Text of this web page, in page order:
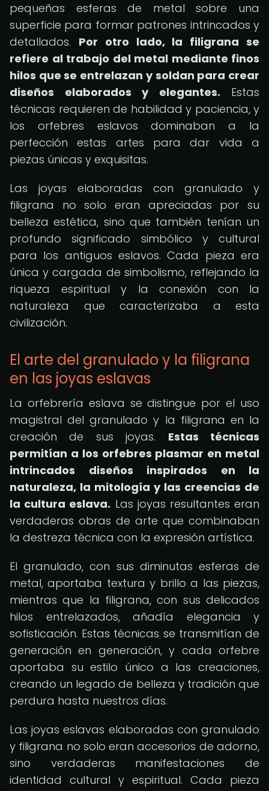
pequeñas esferas de metal sobre una
superficie para formar patrones intrincados y
detallados. Por otro lado, la filigrana se
refiere al trabajo del metal mediante finos
hilos que se entrelazan y soldan para crear
diseños elaborados y elegantes. Estas
técnicas requieren de habilidad y paciencia, y
los orfebres eslavos dominaban a la
perfección estas artes para dar vida a
piezas únicas y exquisitas.
Las joyas elaboradas con granulado y
filigrana no solo eran apreciadas por su
belleza estética, sino que también tenían un
profundo significado simbólico y cultural
para los antiguos eslavos. Cada pieza era
única y cargada de simbolismo, reflejando la
riqueza espiritual y la conexión con la
naturaleza que caracterizaba a esta
civilización.
El arte del granulado y la filigrana
en las joyas eslavas
La orfebrería eslava se distingue por el uso
magistral del granulado y la filigrana en la
creación de sus joyas. Estas técnicas
permitían a los orfebres plasmar en metal
intrincados diseños inspirados en la
naturaleza, la mitología y las creencias de
la cultura eslava. Las joyas resultantes eran
verdaderas obras de arte que combinaban
la destreza técnica con la expresión artística.
El granulado, con sus diminutas esferas de
metal, aportaba textura y brillo a las piezas,
mientras que la filigrana, con sus delicados
hilos entrelazados, añadía elegancia y
sofisticación. Estas técnicas se transmitían de
generación en generación, y cada orfebre
aportaba su estilo único a las creaciones,
creando un legado de belleza y tradición que
perdura hasta nuestros días.
Las joyas eslavas elaboradas con granulado
y filigrana no solo eran accesorios de adorno,
sino verdaderas manifestaciones de
identidad cultural y espiritual. Cada pieza